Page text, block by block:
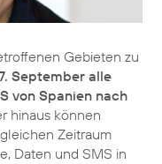
Gebieten zu
September alle
von Spanien nach
hinaus können
Zeitraum
Daten und SMS in